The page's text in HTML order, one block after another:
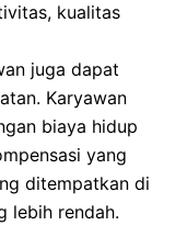
kualitas
juga dapat
Karyawan
biaya hidup
yang
ditempatkan di
lebih rendah.